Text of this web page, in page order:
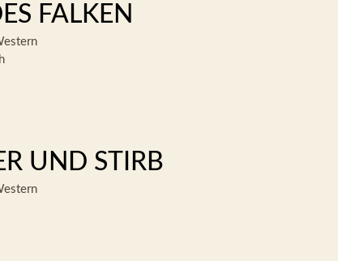
FALKEN
UND STIRB